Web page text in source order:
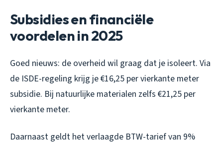
Subsidies en financiële
voordelen in 2025
Goed nieuws: de overheid wil graag dat je isoleert. Via
de ISDE-regeling krijg je €16,25 per vierkante meter
subsidie. Bij natuurlijke materialen zelfs €21,25 per
vierkante meter.
Daarnaast geldt het verlaagde BTW-tarief van 9%